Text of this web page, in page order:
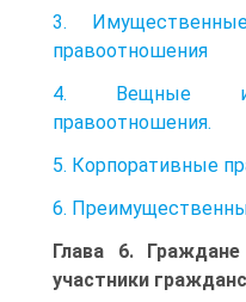
3.
правоотношения
4. Вещные и
правоотношения.
5. Корпоративные
6.
Глава 6.
участники